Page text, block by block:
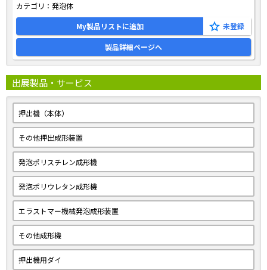
カテゴリ： 発泡体
My製品リストに追加
製品詳細ページへ
出展製品・サービス
押出機（本体）
その他押出成形装置
発泡ポリスチレン成形機
発泡ポリウレタン成形機
エラストマー機械発泡成形装置
その他成形機
押出機用ダイ